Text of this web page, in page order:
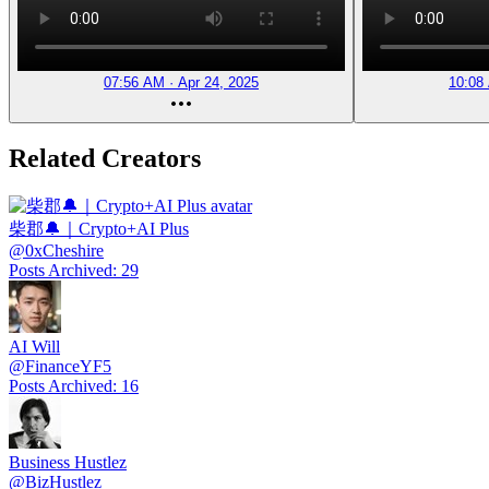
07:56 AM · Apr 24, 2025 10:08
Related Creators
柴郡🔔｜Crypto+AI Plus
@0xCheshire
Posts Archived: 29
AI Will
@FinanceYF5
Posts Archived: 16
Business Hustlez
@BizHustlez